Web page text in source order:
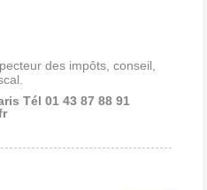
des impôts, conseil,
Tél 01 43 87 88 91